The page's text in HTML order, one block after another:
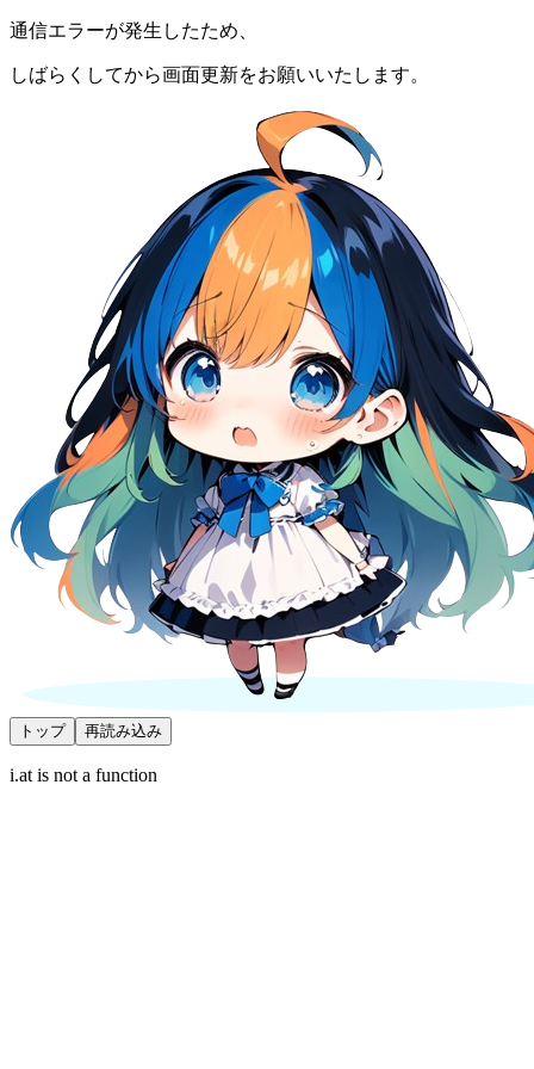
通信エラーが発生したため、
しばらくしてから画面更新をお願いいたします。
トップ 再読み込み
i.at is not a function